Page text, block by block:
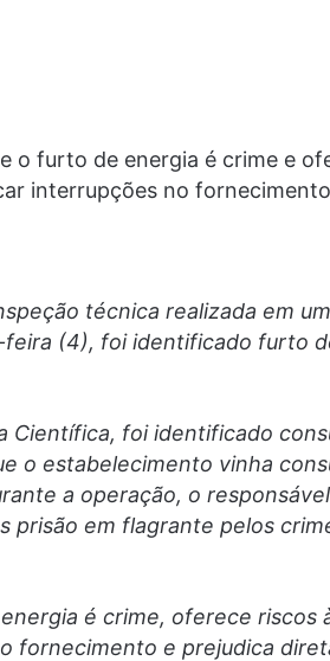
o furto de energia é crime e
interrupções no
técnica realizada em um
(4), foi identificado furto
Científica, foi identificado
o estabelecimento vinha
a operação, o
prisão em flagrante pelos
é crime, oferece riscos
fornecimento e prejudica